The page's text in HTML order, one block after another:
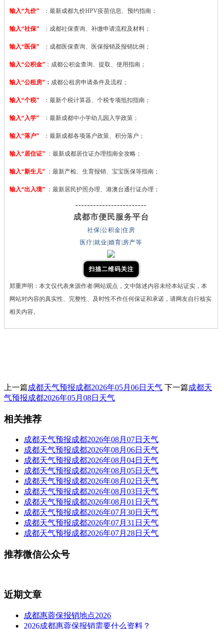
输入“九价” ：最新成都九价HPV疫苗信息、预约指南；
输入“社保” ：成都社保查询、补缴申请流程及材料；
输入“医保” ：成都医保查询、医保报销及报销比例；
输入“公积金” ：成都公积金查询、提取、使用指南；
输入“公租房” ： 成都公租房申请条件及流程；
输入“个税” ：最新个税计算器、个税专项抵扣指南；
输入“入学” ：最新成都中小学幼儿园入学政策；
输入“落户” ：最新成都各项落户政策、积分落户；
输入“居住证” ：最新成都居住证办理指南全攻略；
输入“新生儿” ：最新产检、生育报销、宝宝医保等指南；
输入“出入境” ：最新居民护照办理、港澳台通行证办理；
------------------------
成都市便民服务平台
社保|公积金|住房
医疗|就业|婚育|房产等
扫描二维码关注
郑重声明：本文仅代表来源作者/网站观点，文中陈述内容未经本站证实，本
网站对内容的真实性、完整性、及时性不作任何保证和承诺，请网友自行核实
相关内容。
上一篇成都天气预报成都2026年05月06日天气 下一篇成都天
气预报成都2026年05月08日天气
相关推荐
成都天气预报成都2026年08月07日天气
成都天气预报成都2026年08月06日天气
成都天气预报成都2026年08月04日天气
成都天气预报成都2026年08月05日天气
成都天气预报成都2026年08月02日天气
成都天气预报成都2026年08月03日天气
成都天气预报成都2026年08月01日天气
成都天气预报成都2026年07月30日天气
成都天气预报成都2026年07月31日天气
成都天气预报成都2026年07月28日天气
推荐微信公众号
近期文章
成都惠蓉保报销地点2026
2026成都惠蓉保报销需要什么资料？